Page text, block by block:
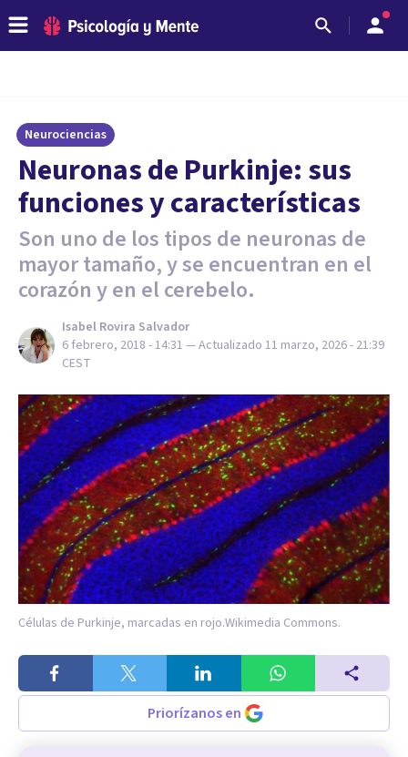
Neurociencias
Neuronas de Purkinje: sus
funciones y características
Son uno de los tipos de neuronas de
mayor tamaño, y se encuentran en el
corazón y en el cerebelo.
Isabel Rovira Salvador
6 febrero, 2018 - 14:31 — Actualizado 11 marzo, 2026 - 21:39
CEST
Células de Purkinje, marcadas en rojo.Wikimedia Commons.
Priorízanos en